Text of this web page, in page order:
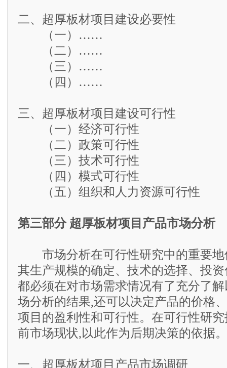
二、超厚板材项目建设必要性
（一）……
（二）……
（三）……
（四）……
三、超厚板材项目建设可行性
（一）经济可行性
（二）政策可行性
（三）技术可行性
（四）模式可行性
（五）组织和人力资源可行性
第三部分 超厚板材项目产品市场分析
市场分析在可行性研究中的重要地
其生产规模的确定、技术的选择、投
都必须在对市场需求情况有了充分了
场分析的结果,还可以决定产品的价格
项目的盈利性和可行性。在可行性研
前市场现状,以此作为后期决策的依据。
一、超厚板材项目产品市场调研